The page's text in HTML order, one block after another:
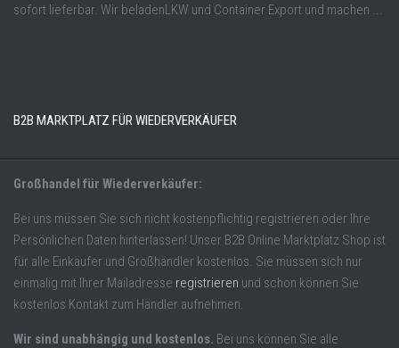
sofort lieferbar. Wir beladenLKW und Container Export und machen ...
B2B MARKTPLATZ FÜR WIEDERVERKÄUFER
Großhandel für Wiederverkäufer:
Bei uns müssen Sie sich nicht kostenpflichtig registrieren oder Ihre
Persönlichen Daten hinterlassen! Unser B2B Online Marktplatz Shop ist
für alle Einkäufer und Großhändler kostenlos. Sie müssen sich nur
einmalig mit Ihrer Mailadresse registrieren und schon können Sie
kostenlos Kontakt zum Händler aufnehmen.
Wir sind unabhängig und kostenlos. Bei uns können Sie alle